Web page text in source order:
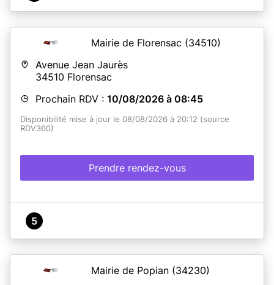
Mairie de Florensac (34510)
Avenue Jean Jaurès
34510 Florensac
Prochain RDV : 10/08/2026 à 08:45
Disponibilité mise à jour le 08/08/2026 à 20:12 (source
RDV360)
Prendre rendez-vous
5
Mairie de Popian (34230)